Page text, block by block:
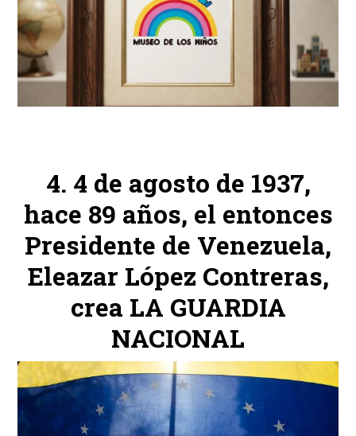
4 de agosto de 1937,
hace 89 años, el entonces
Presidente de Venezuela,
Eleazar López Contreras,
crea LA GUARDIA
NACIONAL